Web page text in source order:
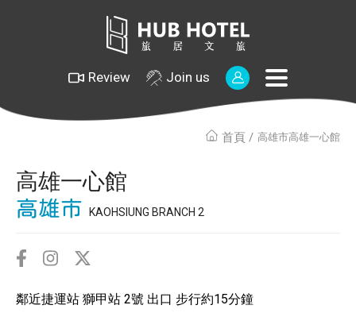
Review Join us
首頁 高雄市高雄一心館
高雄一心館
高雄市 KAOHSIUNG BRANCH 2
鄰近捷運站 獅甲站 2號 出口 步行約15分鐘